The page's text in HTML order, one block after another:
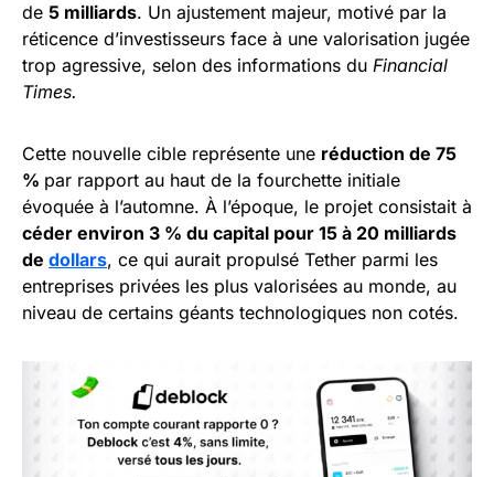
de 5 milliards. Un ajustement majeur, motivé par la
réticence d’investisseurs face à une valorisation jugée
trop agressive, selon des informations du Financial
Times.
Cette nouvelle cible représente une réduction de 75
% par rapport au haut de la fourchette initiale
évoquée à l’automne. À l’époque, le projet consistait à
céder environ 3 % du capital pour 15 à 20 milliards
de dollars, ce qui aurait propulsé Tether parmi les
entreprises privées les plus valorisées au monde, au
niveau de certains géants technologiques non cotés.